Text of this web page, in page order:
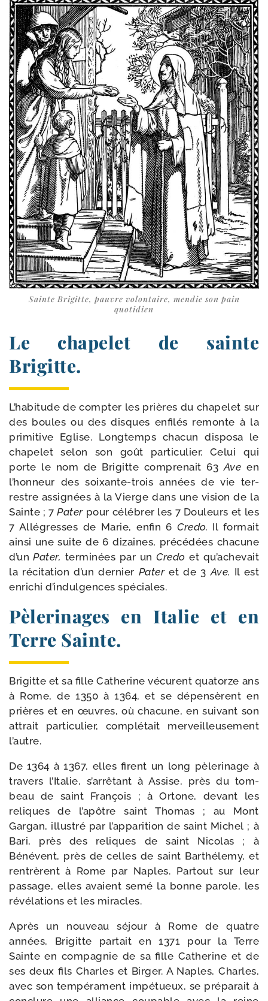
Sainte Brigitte, pauvre volon­taire, men­die son pain
quotidien
Le chapelet de sainte
Brigitte.
L’habitude de comp­ter les prières du cha­pe­let sur
des boules ou des disques enfi­lés remonte à la
pri­mi­tive Eglise. Longtemps cha­cun dis­po­sa le
cha­pe­let selon son goût par­ti­cu­lier. Celui qui
porte le nom de Brigitte com­pre­nait 63Ave en
l’honneur des soixante-​trois années de vie ter­
restre assi­gnées à la Vierge dans une vision de la
Sainte ; 7Paterpour célé­brer les 7 Douleurs et les
7 Allégresses de Marie, enfin 6 Credo. Il for­mait
ain­si une suite de 6 dizaines, pré­cédées cha­cune
d’unPater, ter­mi­nées par unCredo et qu’achevait
la réci­ta­tion d’un der­nier Pateret de 3Ave. Il est
enri­chi d’indul­gences spéciales.
Pèlerinages en Italie et en
Terre Sainte.
Brigitte et sa fille Catherine vécurent qua­torze ans
à Rome, de 1350 à 1364, et se dépen­sèrent en
prières et en œuvres, où cha­cune, en sui­vant son
attrait par­ti­cu­lier, com­plé­tait mer­veilleu­se­ment
l’autre.
De 1364 à 1367, elles firent un long pèle­ri­nage à
tra­vers l’Italie, s’arrêtant à Assise, près du tom­
beau de saint François ; à Ortone, devant les
reliques de l’apôtre saint Thomas ; au Mont
Gargan, illus­tré par l’apparition de saint Michel ; à
Bari, près des reliques de saint Nicolas ; à
Bénévent, près de celles de saint Barthélemy, et
ren­trèrent à Rome par Naples. Partout sur leur
pas­sage, elles avaient semé la bonne parole, les
révé­la­tions et les miracles.
Après un nou­veau séjour à Rome de quatre
années, Brigitte par­tait en 1371 pour la Terre
Sainte en com­pa­gnie de sa fille Catherine et de
ses deux fils Charles et Birger. A Naples, Charles,
avec son tem­pérament impé­tueux, se pré­pa­rait à